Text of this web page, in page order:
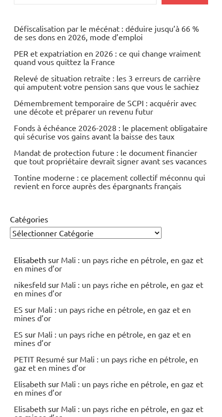
Défiscalisation par le mécénat : déduire jusqu’à 66 %
de ses dons en 2026, mode d’emploi
PER et expatriation en 2026 : ce qui change vraiment
quand vous quittez la France
Relevé de situation retraite : les 3 erreurs de carrière
qui amputent votre pension sans que vous le sachiez
Démembrement temporaire de SCPI : acquérir avec
une décote et préparer un revenu futur
Fonds à échéance 2026-2028 : le placement obligataire
qui sécurise vos gains avant la baisse des taux
Mandat de protection future : le document financier
que tout propriétaire devrait signer avant ses vacances
Tontine moderne : ce placement collectif méconnu qui
revient en force auprès des épargnants français
Catégories
Elisabeth sur Mali : un pays riche en pétrole, en gaz et
en mines d’or
nikesfeld sur Mali : un pays riche en pétrole, en gaz et
en mines d’or
ES sur Mali : un pays riche en pétrole, en gaz et en
mines d’or
ES sur Mali : un pays riche en pétrole, en gaz et en
mines d’or
PETIT Resumé sur Mali : un pays riche en pétrole, en
gaz et en mines d’or
Elisabeth sur Mali : un pays riche en pétrole, en gaz et
en mines d’or
Elisabeth sur Mali : un pays riche en pétrole, en gaz et